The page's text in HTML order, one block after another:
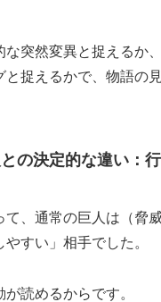
な突然変異と捉えるか
と捉えるかで、物語の
の決定的な違い：
、通常の巨人は（脅
すい」相手でした。
読めるからです。